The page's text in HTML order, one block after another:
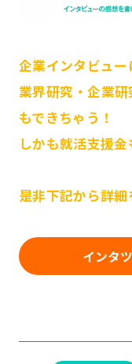
企業インタビュー
業界研究・企業
もできちゃう！
しかも就活支援金
是非下記から詳細
インタ